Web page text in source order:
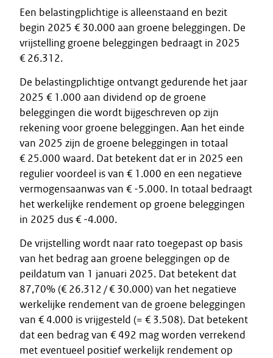
Een belastingplichtige is alleenstaand en bezit
begin 2025 € 30.000 aan groene beleggingen. De
vrijstelling groene beleggingen bedraagt in 2025
€ 26.312.
De belastingplichtige ontvangt gedurende het jaar
2025 € 1.000 aan dividend op de groene
beleggingen die wordt bijgeschreven op zijn
rekening voor groene beleggingen. Aan het einde
van 2025 zijn de groene beleggingen in totaal
€ 25.000 waard. Dat betekent dat er in 2025 een
regulier voordeel is van € 1.000 en een negatieve
vermogensaanwas van € -5.000. In totaal bedraagt
het werkelijke rendement op groene beleggingen
in 2025 dus € -4.000.
De vrijstelling wordt naar rato toegepast op basis
van het bedrag aan groene beleggingen op de
peildatum van 1 januari 2025. Dat betekent dat
87,70% (€ 26.312 / € 30.000) van het negatieve
werkelijke rendement van de groene beleggingen
van € 4.000 is vrijgesteld (= € 3.508). Dat betekent
dat een bedrag van € 492 mag worden verrekend
met eventueel positief werkelijk rendement op